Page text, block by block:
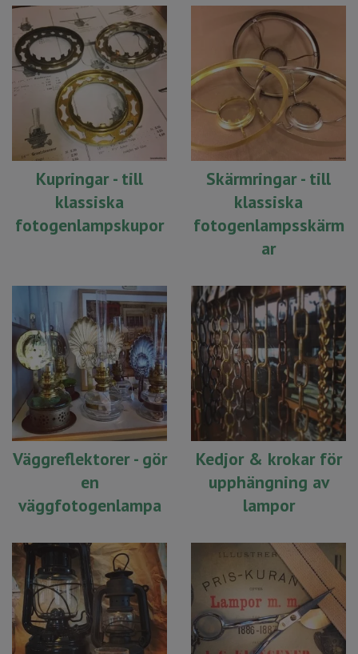
Kupringar - till
klassiska
fotogenlampskupor
Skärmringar - till
klassiska
fotogenlampsskärm
ar
Väggreflektorer - gör
en
väggfotogenlampa
Kedjor & krokar för
upphängning av
lampor